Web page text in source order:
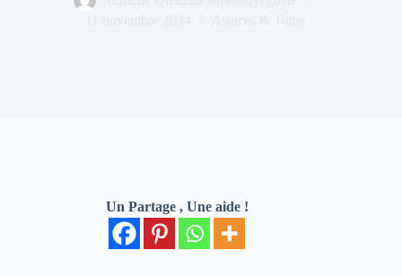
Un Partage , Une aide !